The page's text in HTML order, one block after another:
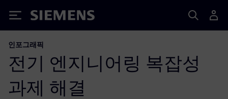
Siemens
인포그래픽
전기 엔지니어링 복잡성
과제 해결